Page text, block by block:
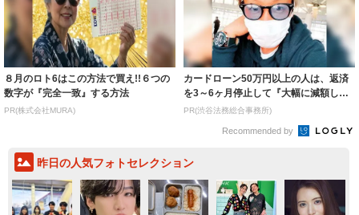
８月のロト6はこの方法で買え!!６つの
数字が『完全一致』する方法
PR(株式会社MURA)
カードローン50万円以上の人は、返済
を3～6ヶ月停止して『大幅に減額して
から返済...
PR(渋谷法務総合事務所)
Recommended by
昨日の人気フォトセレクション